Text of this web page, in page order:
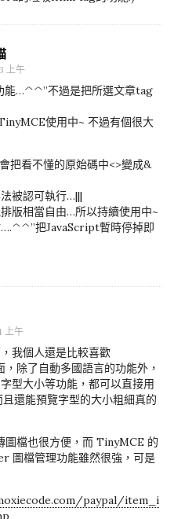
上午
能…^^”不過是把所選文章tag
使用中~ 不過有個很大
把看不懂的原始碼中<>變成&
被認可執行…|||
版相當自由…所以持續使用中~
….^^”把JavaScript暫時停掉即
上午
我個人還是比較喜歡
除了自動多國語言的功能外，
型大小等功能，都可以直接用
還能預覽字型的大小粗細真的
檔也很方便，而 TinyMCE 的
圖檔管理功能雖然很強，可是
paypal/item_i